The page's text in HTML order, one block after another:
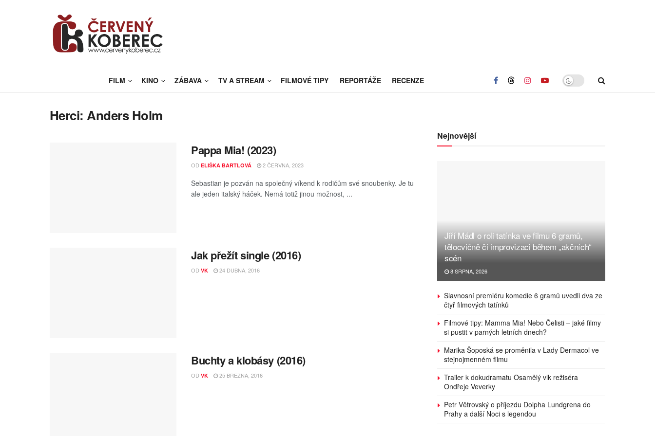
FILM KINO ZÁBAVA TV A STREAM FILMOVÉ TIPY REPORTÁŽE RECENZE
Herci:Anders Holm
Pappa Mia! (2023)
OD ELIŠKA BARTLOVÁ 2 ČERVNA, 2023
Sebastian je pozván na společný víkend k rodičům své snoubenky. Je tu
ale jeden italský háček. Nemá totiž jinou možnost, ...
Jak přežít single (2016)
OD VK 24 DUBNA, 2016
Buchty a klobásy (2016)
OD VK 25 BŘEZNA, 2016
Nejnovější
Jiří Mádl o roli tatínka ve filmu 6 gramů,
tělocvičně či improvizaci během „akčních“
scén
8 SRPNA, 2026
Slavnosní premiéru komedie 6 gramů uvedli dva ze
čtyř filmových tatínků
Filmové tipy: Mamma Mia! Nebo Čelisti – jaké filmy
si pustit v parných letních dnech?
Marika Šoposká se proměnila v Lady Dermacol ve
stejnojmenném filmu
Trailer k dokudramatu Osamělý vlk režiséra
Ondřeje Veverky
Petr Větrovský o příjezdu Dolpha Lundgrena do
Prahy a další Noci s legendou